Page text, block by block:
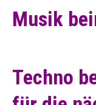
Musik
Techno